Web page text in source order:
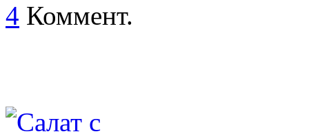
4 Коммент.